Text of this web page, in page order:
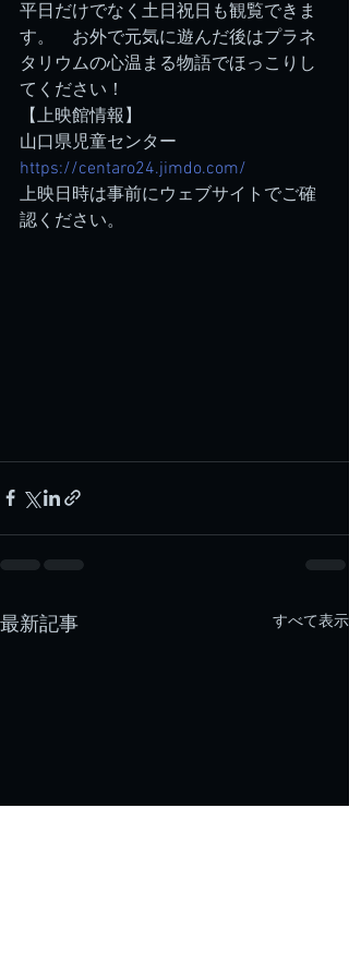
平日だけでなく土日祝日も観覧できま
す。　お外で元気に遊んだ後はプラネ
タリウムの心温まる物語でほっこりし
てください！
【上映館情報】
山口県児童センター
https://centaro24.jimdo.com/
上映日時は事前にウェブサイトでご確
認ください。
最新記事 すべて表示